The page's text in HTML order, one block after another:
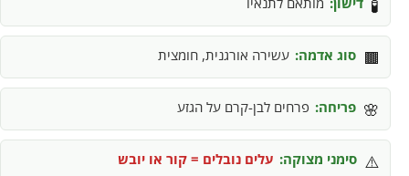
🧪
🟫 סוג אדמה: עשירה אורגנית, חומצית
🌸 פריחה: פרחים לבן-קרם על הגזע
⚠️ סימני מצוקה: עלים נובלים = קור או יובש